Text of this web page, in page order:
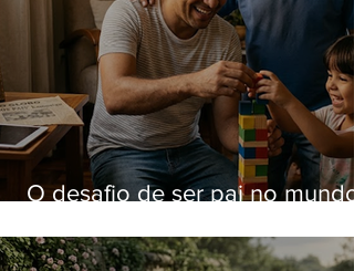
O desafio de ser pai no mundo